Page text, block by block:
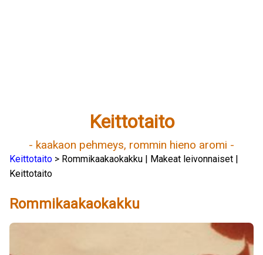
Keittotaito
- kaakaon pehmeys, rommin hieno aromi -
Keittotaito > Rommikaakaokakku | Makeat leivonnaiset |
Keittotaito
Rommikaakaokakku